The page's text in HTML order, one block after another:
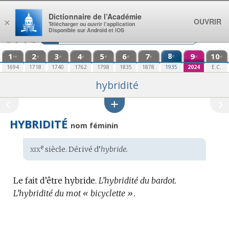
Aller au contenu
1 re
1694
2e
1718
3e
1740
4e
1762
5e
1798
6e
1835
7e
1878
8e
1935
9e
2024
10e
E.C.
hybridité
HYBRIDITÉ nom féminin
Étymologie
:
xixesiècle. Dérivé d’hybride.
Le fait d’être hybride. L’hybridité du bardot.
L’hybridité du mot « bicyclette ».
×
Dictionnaire de l’Académie
Télécharger ou ouvrir l’application
Disponible sur Android et iOS
OUVRIR